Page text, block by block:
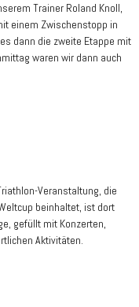
Trainer Roland Knoll,
einem Zwischenstopp in
dann die zweite Etappe mit
waren wir dann auch
Veranstaltung, die
beinhaltet, ist dort
gefüllt mit Konzerten,
Aktivitäten.